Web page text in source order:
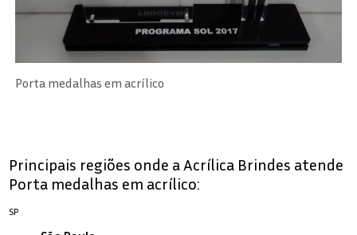
Porta medalhas em acrílico
Principais regiões onde a Acrílica Brindes atende
Porta medalhas em acrílico:
SP